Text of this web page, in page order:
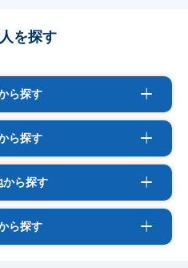
を探す
ら探す
ら探す
から探す
ら探す